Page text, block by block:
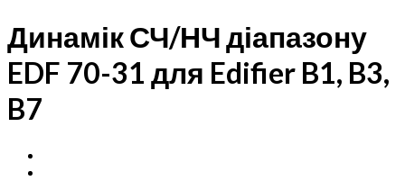
Динамік СЧ/НЧ діапазону
EDF 70-31 для Edifier B1, B3,
B7